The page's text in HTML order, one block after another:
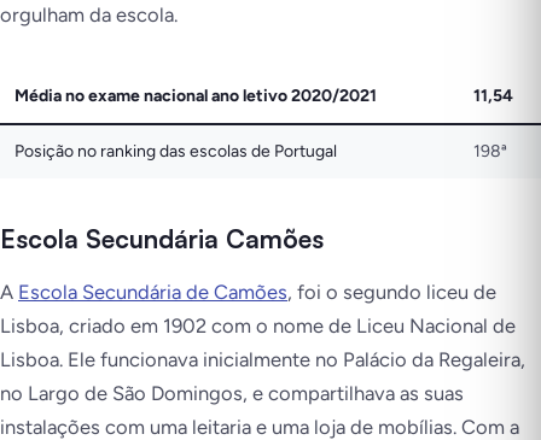
orgulham da escola.
Média no exame nacional ano letivo 2020/2021 11,54
Posição no ranking das escolas de Portugal 198ª
Escola Secundária Camões
A Escola Secundária de Camões, foi o segundo liceu de
Lisboa, criado em 1902 com o nome de Liceu Nacional de
Lisboa. Ele funcionava inicialmente no Palácio da Regaleira,
no Largo de São Domingos, e compartilhava as suas
instalações com uma leitaria e uma loja de mobílias. Com a